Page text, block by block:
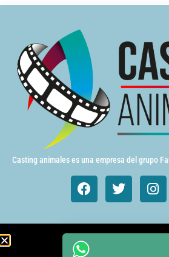
Casting animales es una empresa del grupo
Animales de